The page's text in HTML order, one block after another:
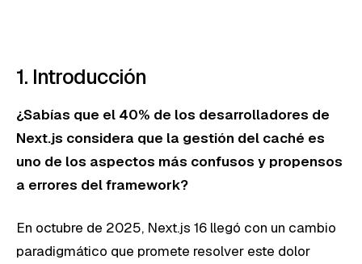
1. Introducción
¿Sabías que el 40% de los desarrolladores de
Next.js considera que la gestión del caché es
uno de los aspectos más confusos y propensos
a errores del framework?
En octubre de 2025, Next.js 16 llegó con un cambio
paradigmático que promete resolver este dolor